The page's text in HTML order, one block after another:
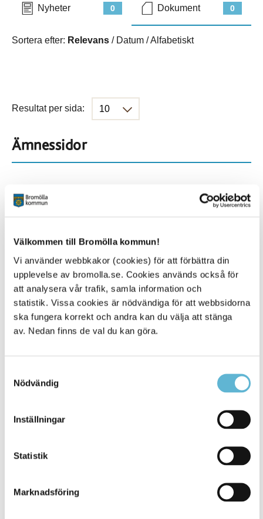
Välkommen till Bromölla kommun!
Vi använder webbkakor (cookies) för att förbättra din
upplevelse av bromolla.se. Cookies används också för
att analysera vår trafik, samla information och
statistik. Vissa cookies är nödvändiga för att webbsidorna
ska fungera korrekt och andra kan du välja att stänga
av. Nedan finns de val du kan göra.
Nödvändig
Inställningar
Statistik
Marknadsföring
0
Nyheter 0
Dokument
Sortera efter: Relevans / Datum /Alfabetiskt
Resultat per sida:
Ämnessidor
45
Hela webbplatsen
Alla platser
Besöksadress
Postadress